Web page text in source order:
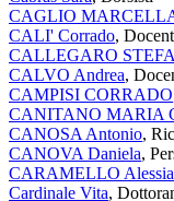
CAGLIO
CALI' Corrado,
CALLEGARO
CALVO Andrea,
CAMPISI CORRADO
CANITANO MARIA
CANOSA Antonio,
CANOVA Daniela,
CARAMELLO Alessia
Cardinale Vita,